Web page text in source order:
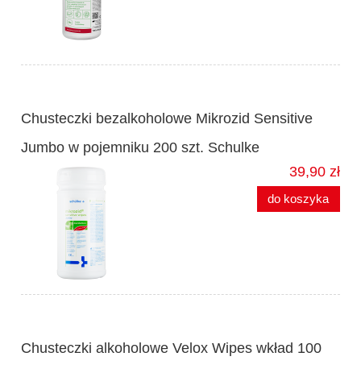
Chusteczki bezalkoholowe Mikrozid Sensitive
Jumbo w pojemniku 200 szt. Schulke
39,90 zł
do koszyka
Chusteczki alkoholowe Velox Wipes wkład 100